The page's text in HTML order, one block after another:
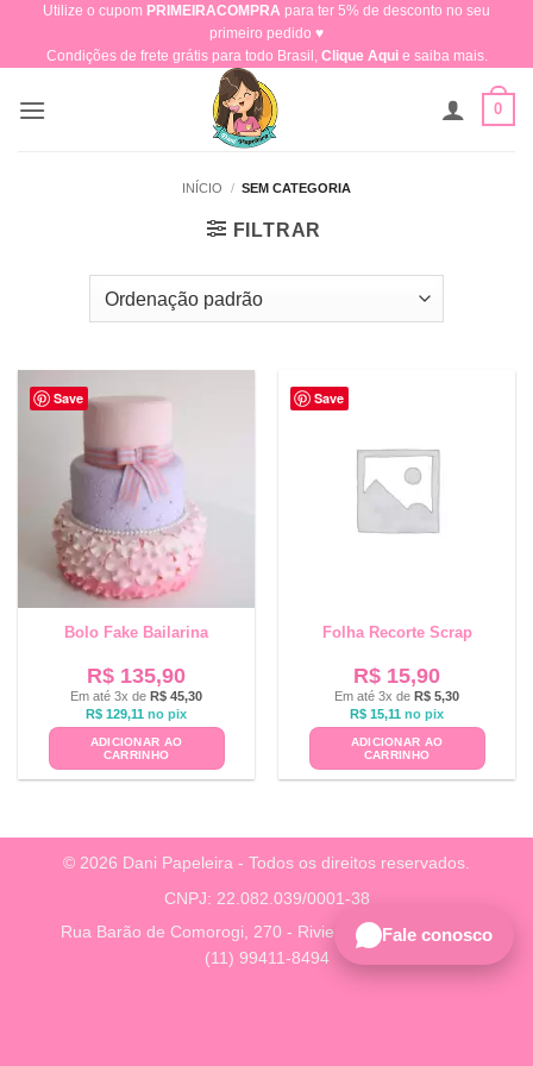
content
Utilize o cupom PRIMEIRACOMPRA para ter 5% de desconto no seu
primeiro pedido ♥​
Condições de frete grátis para todo Brasil, Clique Aquie saiba mais.
0
INÍCIO / SEM CATEGORIA
FILTRAR
Save
Bolo Fake Bailarina
R$ 135,90
Em até 3x de R$ 45,30
R$ 129,11 no pix
ADICIONAR AO
CARRINHO
Save
Folha Recorte Scrap
R$ 15,90
Em até 3x de R$ 5,30
R$ 15,11 no pix
ADICIONAR AO
CARRINHO
© 2026 Dani Papeleira - Todos os direitos reservados.
CNPJ: 22.082.039/0001-38
Rua Barão de Comorogi, 270 - Riviera, São Paulo - SP
(11) 99411-8494
Fale conosco